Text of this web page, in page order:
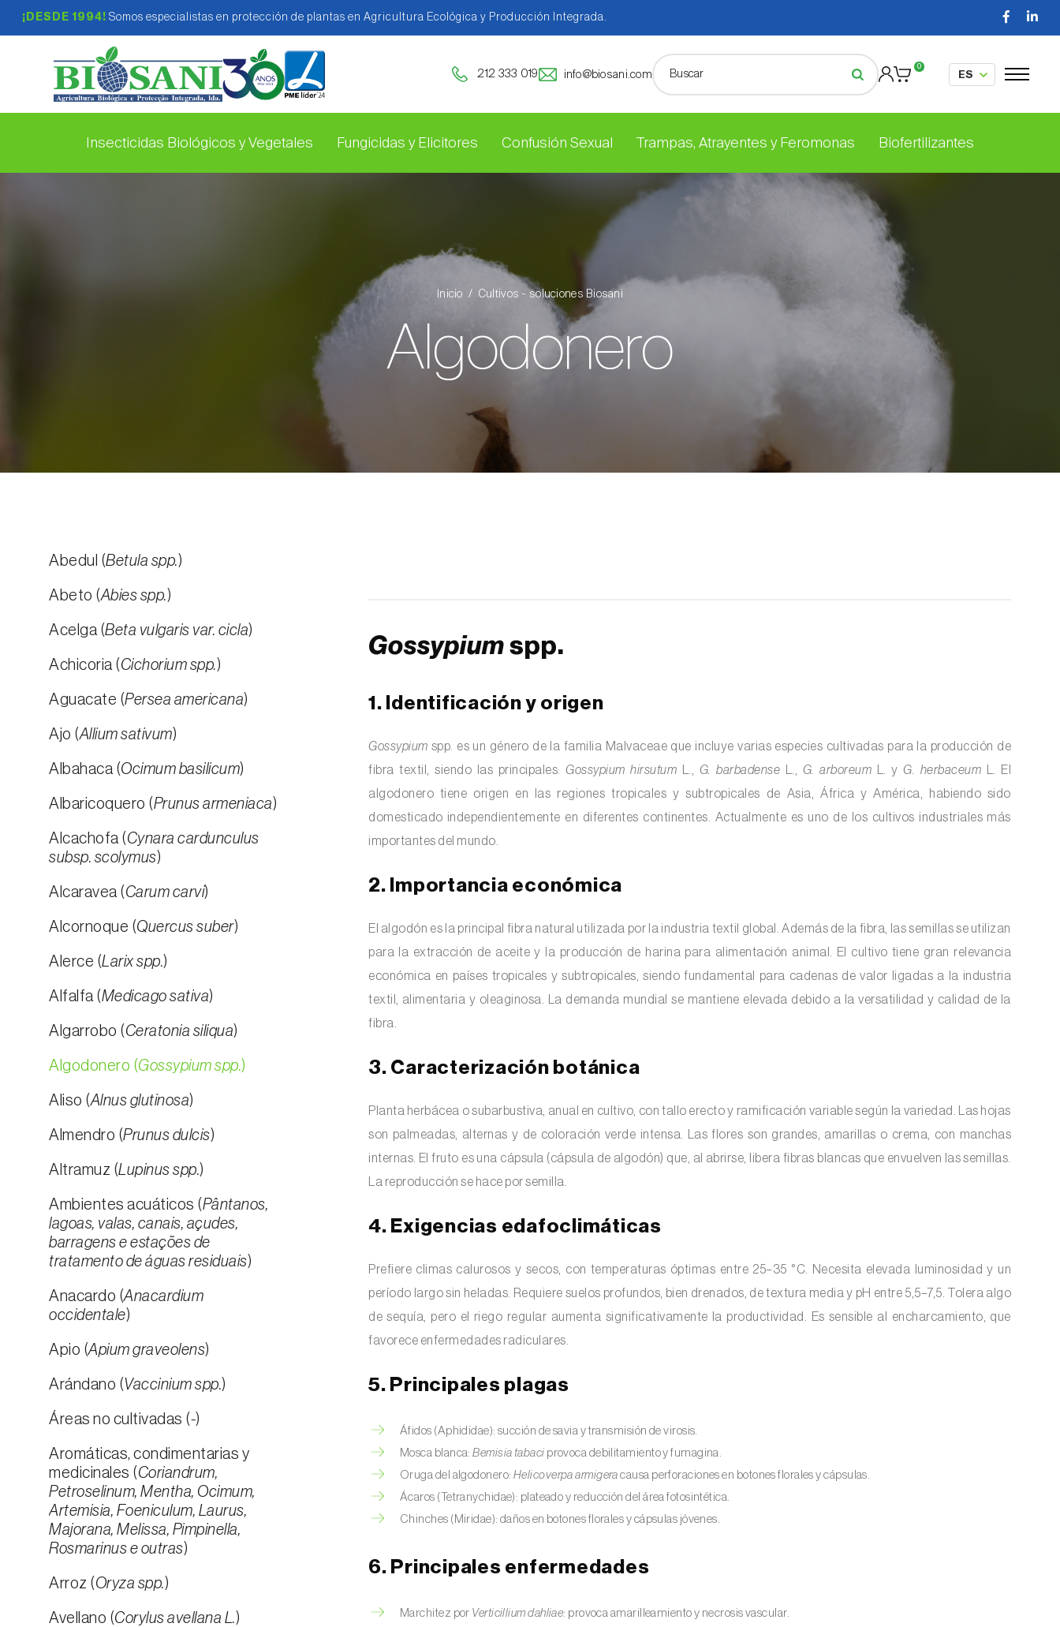
¡DESDE 1994! Somos especialistas en protección de plantas en Agricultura Ecológica y Producción Integrada.
212 333 019 info@biosani.com
0
Insecticidas Biológicos y Vegetales Fungicidas y Elicitores Confusión Sexual Trampas, Atrayentes y Feromonas Biofertilizantes
Inicio Cultivos - soluciones Biosani
Algodonero
Abedul (Betula spp.)
Abeto (Abies spp.)
Acelga (Beta vulgaris var. cicla)
Achicoria (Cichorium spp.)
Aguacate (Persea americana)
Ajo (Allium sativum)
Albahaca (Ocimum basilicum)
Albaricoquero (Prunus armeniaca)
Alcachofa (Cynara cardunculus
subsp. scolymus)
Alcaravea (Carum carvi)
Alcornoque (Quercus suber)
Alerce (Larix spp.)
Alfalfa (Medicago sativa)
Algarrobo (Ceratonia siliqua)
Algodonero (Gossypium spp.)
Aliso (Alnus glutinosa)
Almendro (Prunus dulcis)
Altramuz (Lupinus spp.)
Ambientes acuáticos (Pântanos,
lagoas, valas, canais, açudes,
barragens e estações de
tratamento de águas residuais)
Anacardo (Anacardium
occidentale)
Apio (Apium graveolens)
Arándano (Vaccinium spp.)
Áreas no cultivadas (-)
Aromáticas, condimentarias y
medicinales (Coriandrum,
Petroselinum, Mentha, Ocimum,
Artemisia, Foeniculum, Laurus,
Majorana, Melissa, Pimpinella,
Rosmarinus e outras)
Arroz (Oryza spp.)
Avellano (Corylus avellana L.)
Gossypium spp.
1. Identificación y origen
Gossypium spp. es un género de la familia Malvaceae que incluye varias especies cultivadas para la producción de
fibra textil, siendo las principales: Gossypium hirsutum G. barbadense G. arboreum L. y G. herbaceum
El
algodonero tiene origen en las regiones tropicales y subtropicales de Asia, África y América, habiendo sido
domesticado independientemente en diferentes continentes. Actualmente es uno de los cultivos industriales más
importantes del mundo.
2. Importancia económica
El algodón es la principal fibra natural utilizada por la industria textil global. Además de la fibra, las semillas se utilizan
para la extracción de aceite y la producción de harina para alimentación animal. El cultivo tiene gran relevancia
económica en países tropicales y subtropicales, siendo fundamental para cadenas de valor ligadas a la industria
textil, alimentaria y oleaginosa. La demanda mundial se mantiene elevada debido a la versatilidad y calidad de la
fibra.
3. Caracterización botánica
Planta herbácea o subarbustiva, anual en cultivo, con tallo erecto y ramificación variable según la variedad. Las hojas
son palmeadas, alternas y de coloración verde intensa. Las flores son grandes, amarillas o crema, con manchas
internas. El fruto es una cápsula (cápsula de algodón) que, al abrirse, libera fibras blancas que envuelven las semillas.
La reproducción se hace por semilla.
4. Exigencias edafoclimáticas
Prefiere climas calurosos y secos, con temperaturas óptimas entre 25–35 °C. Necesita elevada luminosidad y un
período largo sin heladas. Requiere suelos profundos, bien drenados, de textura media y pH entre 5,5–7,5. Tolera algo
de sequía, pero el riego regular aumenta significativamente la productividad. Es sensible al encharcamiento, que
favorece enfermedades radiculares.
5. Principales plagas
Áfidos (Aphididae): succión de savia y transmisión de virosis.
Mosca blanca:Bemisia tabaci provoca debilitamiento y fumagina.
Oruga del algodonero: Helicoverpa armigera causa perforaciones en botones florales y cápsulas.
Ácaros (Tetranychidae): plateado y reducción del área fotosintética.
Chinches (Miridae): daños en botones florales y cápsulas jóvenes.
6. Principales enfermedades
Marchitez por Verticillium dahliae: provoca amarilleamiento y necrosis vascular.